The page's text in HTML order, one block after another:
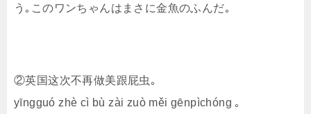
う｡このワンちゃんはまさに金魚のふんだ｡
②英国这次不再做美跟屁虫｡
yīngguó zhè cì bù zài zuò měi gēnpìchóng ｡